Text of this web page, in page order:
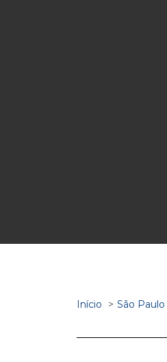
Início São Paulo